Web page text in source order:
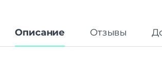
Описание Отзывы